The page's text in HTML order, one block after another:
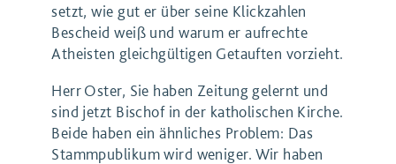
setzt, wie gut er über seine Klickzahlen
Bescheid weiß und warum er aufrechte
Atheisten gleichgültigen Getauften vorzieht.
Herr Oster, Sie haben Zeitung gelernt und
sind jetzt Bischof in der katholischen Kirche.
Beide haben ein ähnliches Problem: Das
Stammpublikum wird weniger. Wir haben